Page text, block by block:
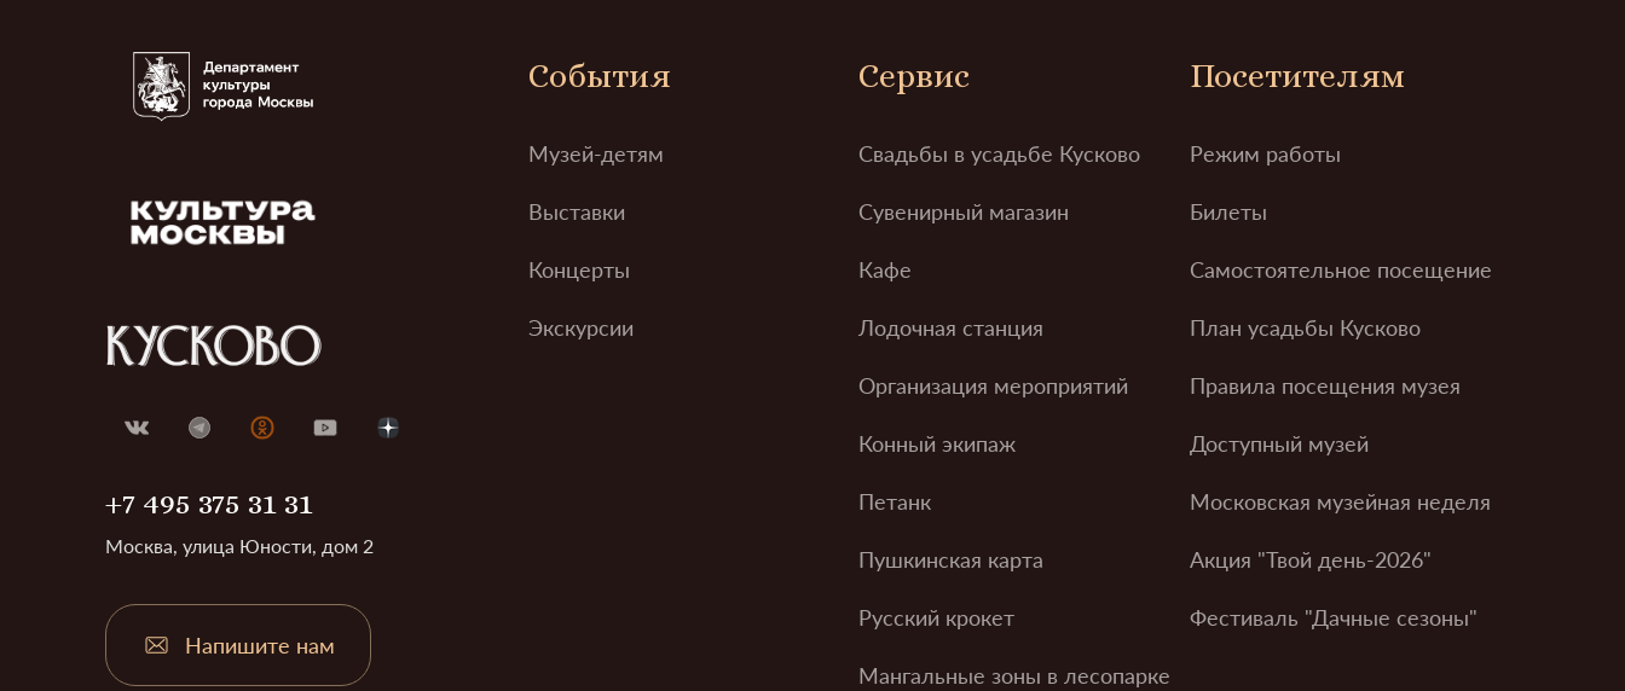
+7 495 375 31 31
Москва, улица Юности, дом 2
Напишите нам
События
Музей-детям
Выставки
Концерты
Экскурсии
Сервис
Свадьбы в усадьбе Кусково
Сувенирный магазин
Кафе
Лодочная станция
Организация мероприятий
Конный экипаж
Петанк
Пушкинская карта
Русский крокет
Мангальные зоны в лесопарке
Посетителям
Режим работы
Билеты
Самостоятельное посещение
План усадьбы Кусково
Правила посещения музея
Доступный музей
Московская музейная неделя
Акция "Твой день-2026"
Фестиваль "Дачные сезоны"